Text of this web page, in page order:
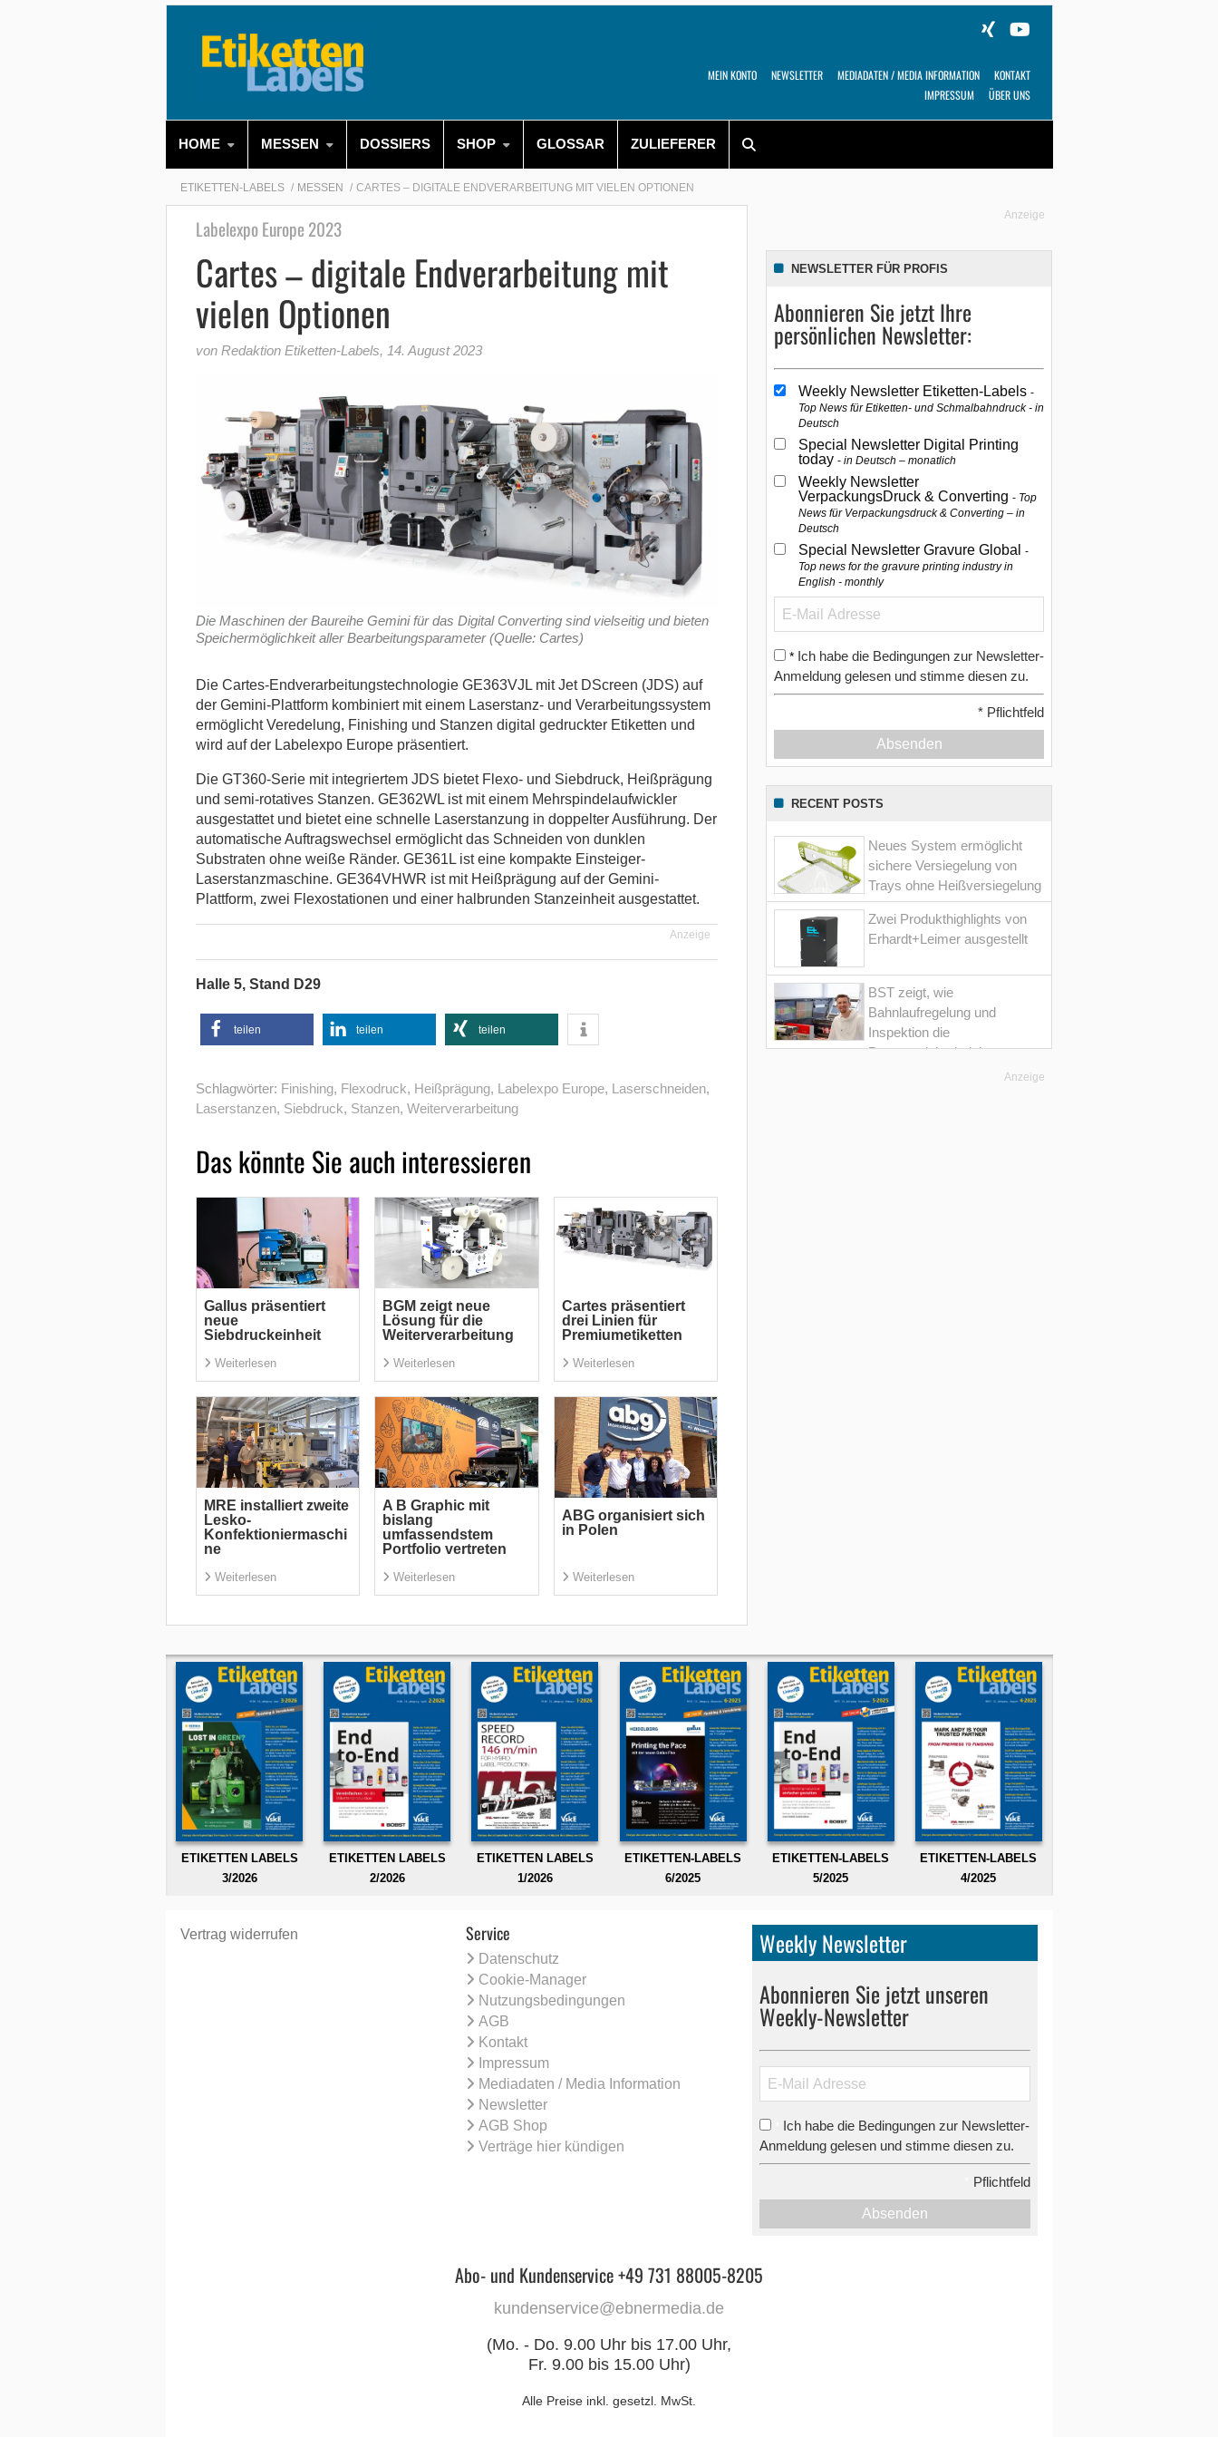
MEIN KONTO NEWSLETTER MEDIADATEN / MEDIA INFORMATION
KONTAKT
IMPRESSUM
ÜBER UNS
HOME MESSEN DOSSIERS SHOP GLOSSAR ZULIEFERER
ETIKETTEN-LABELS MESSEN CARTES – DIGITALE ENDVERARBEITUNG MIT VIELEN OPTIONEN
Labelexpo Europe 2023
Cartes – digitale Endverarbeitung mit
vielen Optionen
von Redaktion Etiketten-Labels, 14. August 2023
Die Maschinen der Baureihe Gemini für das Digital Converting sind vielseitig und bieten
Speichermöglichkeit aller Bearbeitungsparameter (Quelle: Cartes)
Die Cartes-Endverarbeitungstechnologie GE363VJL mit Jet DScreen (JDS) auf
der Gemini-Plattform kombiniert mit einem Laserstanz- und Verarbeitungssystem
ermöglicht Veredelung, Finishing und Stanzen digital gedruckter Etiketten und
wird auf der Labelexpo Europe präsentiert.
Die GT360-Serie mit integriertem JDS bietet Flexo- und Siebdruck, Heißprägung
und semi-rotatives Stanzen. GE362WL ist mit einem Mehrspindelaufwickler
ausgestattet und bietet eine schnelle Laserstanzung in doppelter Ausführung. Der
automatische Auftragswechsel ermöglicht das Schneiden von dunklen
Substraten ohne weiße Ränder. GE361L ist eine kompakte Einsteiger-
Laserstanzmaschine. GE364VHWR ist mit Heißprägung auf der Gemini-
Plattform, zwei Flexostationen und einer halbrunden Stanzeinheit ausgestattet.
Anzeige
Halle 5, Stand D29
teilen teilen teilen
Schlagwörter: Finishing, Flexodruck, Heißprägung, Labelexpo Europe, Laserschneiden,
Laserstanzen, Siebdruck, Stanzen, Weiterverarbeitung
Das könnte Sie auch interessieren
Gallus präsentiert
neue
Siebdruckeinheit
Weiterlesen
BGM zeigt neue
Lösung für die
Weiterverarbeitung
Weiterlesen
Cartes präsentiert
drei Linien für
Premiumetiketten
Weiterlesen
MRE installiert zweite
Lesko-
Konfektioniermaschi
ne
Weiterlesen
A B Graphic mit
bislang
umfassendstem
Portfolio vertreten
Weiterlesen
ABG organisiert sich
in Polen
Weiterlesen
Anzeige
NEWSLETTER FÜR PROFIS
Abonnieren Sie jetzt Ihre
persönlichen Newsletter:
Weekly Newsletter Etiketten-Labels
Top News für Etiketten- und Schmalbahndruck - in
Deutsch
Special Newsletter Digital Printing
today in Deutsch – monatlich
Weekly Newsletter
VerpackungsDruck & Converting Top
News für Verpackungsdruck & Converting – in
Deutsch
Special Newsletter Gravure Global
Top news for the gravure printing industry in
English - monthly
* Ich habe die Bedingungen zur Newsletter-
Anmeldung gelesen und stimme diesen zu.
* Pflichtfeld
Absenden
RECENT POSTS
Neues System ermöglicht
sichere Versiegelung von
Trays ohne Heißversiegelung
Zwei Produkthighlights von
Erhardt+Leimer ausgestellt
BST zeigt, wie
Bahnlaufregelung und
Inspektion die
Prozesssicherheit im
Anzeige
ETIKETTEN LABELS
3/2026
ETIKETTEN LABELS
2/2026
ETIKETTEN LABELS
1/2026
ETIKETTEN-LABELS
6/2025
ETIKETTEN-LABELS
5/2025
ETIKETTEN-LABELS
4/2025
Vertrag widerrufen Service
Datenschutz
Cookie-Manager
Nutzungsbedingungen
AGB
Kontakt
Impressum
Mediadaten / Media Information
Newsletter
AGB Shop
Verträge hier kündigen
Weekly Newsletter
Abonnieren Sie jetzt unseren
Weekly-Newsletter
Ich habe die Bedingungen zur Newsletter-
Anmeldung gelesen und stimme diesen zu.
Pflichtfeld
Absenden
Abo- und Kundenservice +49 731 88005-8205
kundenservice@ebnermedia.de
(Mo. - Do. 9.00 Uhr bis 17.00 Uhr,
Fr. 9.00 bis 15.00 Uhr)
Alle Preise inkl. gesetzl. MwSt.